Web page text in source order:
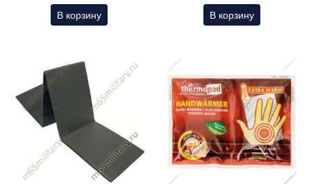
В корзину В корзину